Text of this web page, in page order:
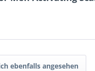
ebenfalls angesehen